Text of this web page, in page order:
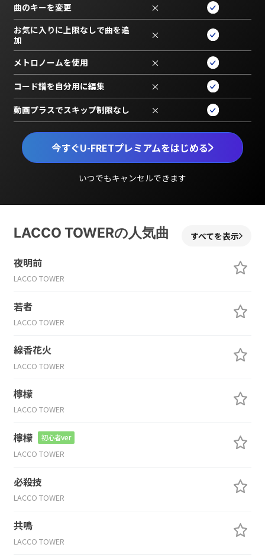
今すぐU-FRETプレミアムをはじめる
いつでもキャンセルできます
曲のキーを変更 ×
お気に入りに上限なしで曲を追
加
×
メトロノームを使用 ×
コード譜を自分用に編集 ×
動画プラスでスキップ制限なし ×
LACCO TOWERの人気曲 すべてを表示
夜明前
LACCO TOWER
若者
LACCO TOWER
線香花火
LACCO TOWER
檸檬
LACCO TOWER
檸檬 初心者ver
LACCO TOWER
必殺技
LACCO TOWER
共鳴
LACCO TOWER